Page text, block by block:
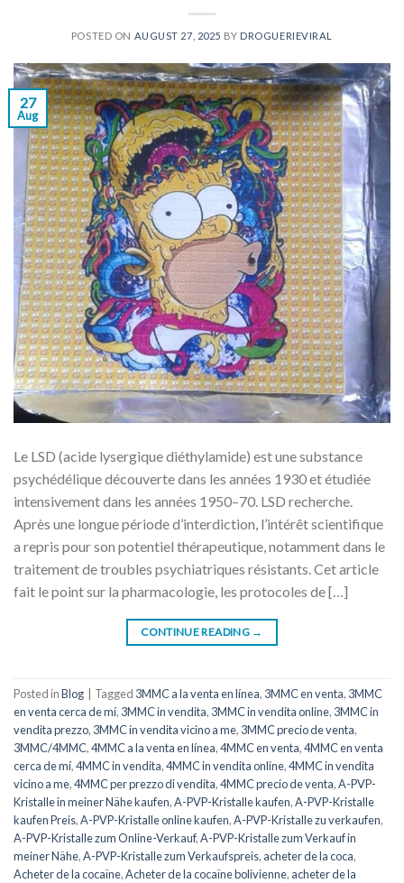
POSTED ON AUGUST 27, 2025 BY DROGUERIEVIRAL
27
Aug
Le LSD (acide lysergique diéthylamide) est une substance
psychédélique découverte dans les années 1930 et étudiée
intensivement dans les années 1950–70. LSD recherche.
Après une longue période d’interdiction, l’intérêt scientifique
a repris pour son potentiel thérapeutique, notamment dans le
traitement de troubles psychiatriques résistants. Cet article
fait le point sur la pharmacologie, les protocoles de […]
CONTINUE READING →
Posted inBlog Tagged 3MMC a la venta en línea, 3MMC en venta, 3MMC
en venta cerca de mí, 3MMC in vendita, 3MMC in vendita online, 3MMC in
vendita prezzo, 3MMC in vendita vicino a me, 3MMC precio de venta,
3MMC/4MMC,4MMC a la venta en línea,4MMC en venta,4MMC en venta
cerca de mí,4MMC in vendita,4MMC in vendita online,4MMC in vendita
vicino a me,4MMC per prezzo di vendita,4MMC precio de venta,A-PVP-
Kristalle in meiner Nähe kaufen,A-PVP-Kristalle kaufen,A-PVP-Kristalle
kaufen Preis,A-PVP-Kristalle online kaufen,A-PVP-Kristalle zu verkaufen,
A-PVP-Kristalle zum Online-Verkauf,A-PVP-Kristalle zum Verkauf in
meiner Nähe,A-PVP-Kristalle zum Verkaufspreis, acheter de la coca,
Acheter de la cocaïne,Acheter de la cocaïne bolivienne, acheter de la